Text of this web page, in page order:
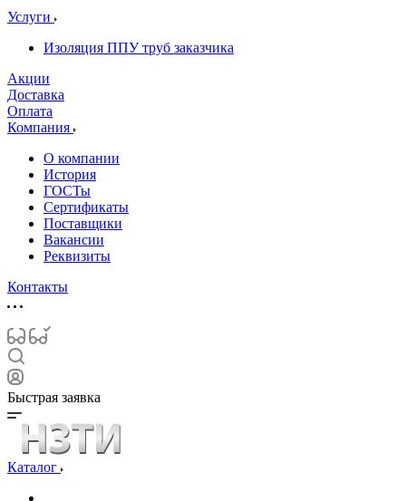
Услуги
Изоляция ППУ труб заказчика
Акции
Доставка
Оплата
Компания
О компании
История
ГОСТы
Сертификаты
Поставщики
Вакансии
Реквизиты
Контакты
Быстрая заявка
Каталог